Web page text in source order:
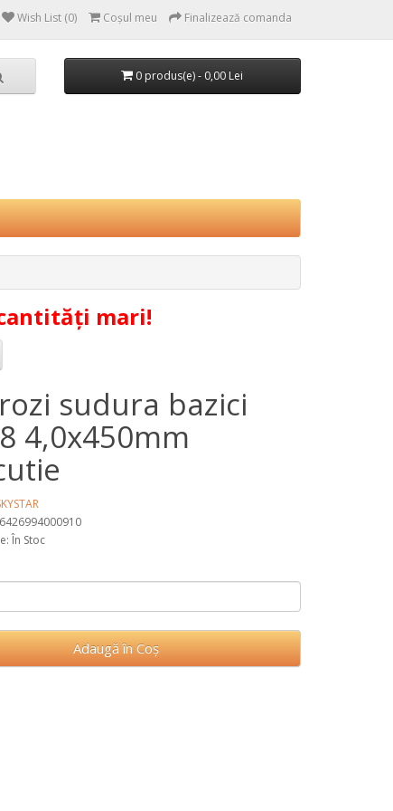
Wish List (0) Coşul meu Finalizează comanda
0 produs(e) - 0,00 Lei
mari!
sudura bazici
4,0x450mm
În Stoc
Adaugă în Coş